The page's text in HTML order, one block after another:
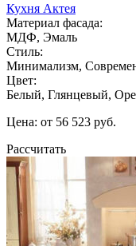
Кухня Актея
Материал фасада:
МДФ, Эмаль
Стиль:
Минимализм,
Цвет:
Белый, Глянцевый,
Цена: от 56 523 руб.
Рассчитать